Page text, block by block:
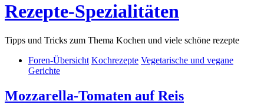
Rezepte-Spezialitäten
Tipps und Tricks zum Thema Kochen und viele schöne rezepte
Foren-Übersicht Kochrezepte Vegetarische und vegane
Gerichte
Mozzarella-Tomaten auf Reis